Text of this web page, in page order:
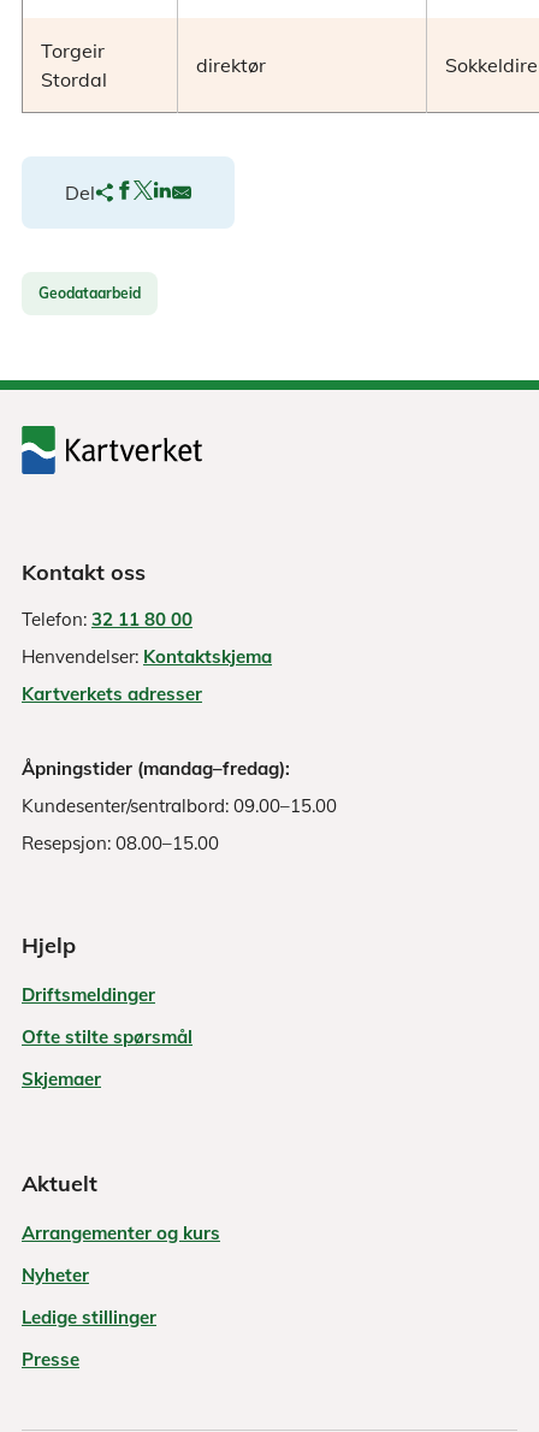
Torgeir
Stordal
direktør
Del
Geodataarbeid
Kontakt oss
Telefon: 32 11 80 00
Henvendelser: Kontaktskjema
Kartverkets adresser
Åpningstider (mandag–fredag):
Kundesenter/sentralbord: 09.00–15.00
Resepsjon: 08.00–15.00
Hjelp
Driftsmeldinger
Ofte stilte spørsmål
Skjemaer
Aktuelt
Arrangementer og kurs
Nyheter
Ledige stillinger
Presse